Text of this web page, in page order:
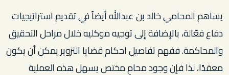
يساهم المحامي خالد بن عبدالله أيضاً في تقديم استراتيجيات
دفاع فعّالة، بالإضافة إلى توجيه موكليه خلال مراحل التحقيق
والمحاكمة. ففهم تفاصيل احكام قضايا التزوير يمكن أن يكون
معقدًا، لذا فإن وجود محامٍ مختص يسهل هذه العملية